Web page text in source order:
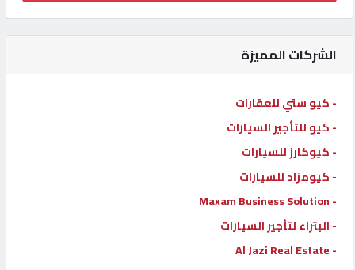
كيو
ماركت
الدليل
القطري
POWERED
QHOST
الشركات المميزة
- كيو ستي للعقارات
- كيو للتأجير السيارات
- كيوكارز للسيارات
- كيومزاد للسيارات
- Maxam Business Solution
- البتراء لتأجير السيارات
- Al Jazi Real Estate